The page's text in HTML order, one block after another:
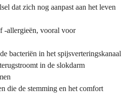
dat zich nog aanpast aan het leven
-allergieën, vooral voor
bacteriën in het spijsverteringskanaal
in de slokdarm
die de stemming en het comfort